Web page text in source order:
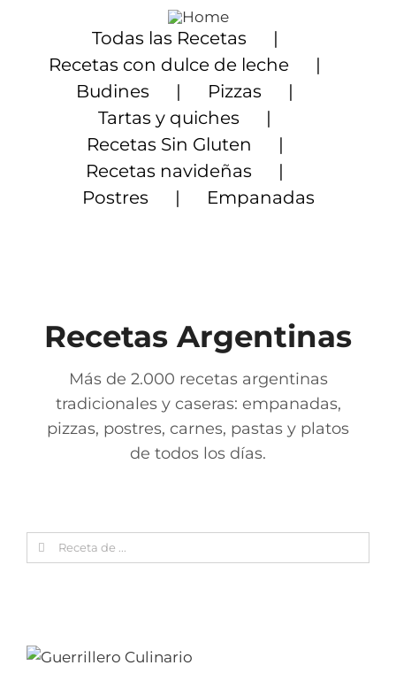
contenido
Todas las Recetas
Recetas con dulce de leche
Budines
Pizzas
Tartas y quiches
Recetas Sin Gluten
Recetas navideñas
Postres
Empanadas
Recetas Argentinas
Más de 2.000 recetas argentinas
tradicionales y caseras: empanadas,
pizzas, postres, carnes, pastas y platos
de todos los días.
Search
for: